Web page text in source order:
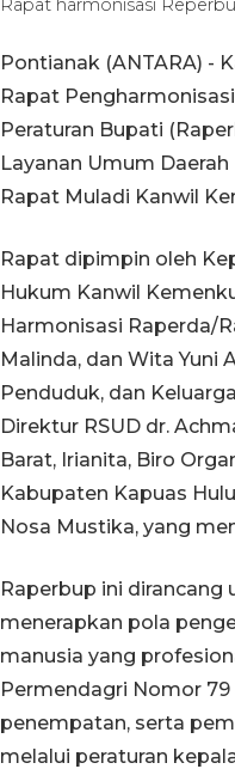
Rapat harmonisasi
Pontianak (ANTARA) -
Rapat
Peraturan Bupati
Layanan Umum
Rapat Muladi Kanwil
Rapat dipimpin oleh
Hukum Kanwil
Harmonisasi Raperda/
Malinda, dan Wita Yuni
Penduduk, dan
Direktur RSUD dr.
Barat, Irianita, Biro
Kabupaten Kapuas
Nosa Mustika, yang
Raperbup ini dirancang
menerapkan pola
manusia yang
Permendagri Nomor 79
penempatan, serta
melalui peraturan